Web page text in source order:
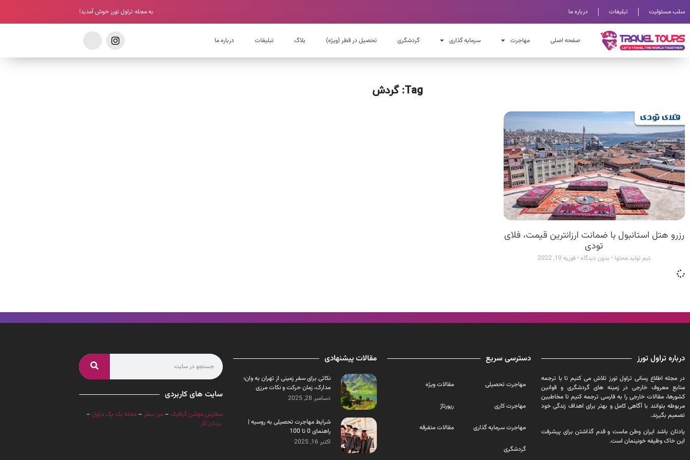
سلب مسئولیت تبلیغات درباره ما به مجله تراول تورز خوش آمدید!
صفحه اصلی مهاجرت سرمایه گذاری گردشگری تحصیل در قطر (ویژه) بلاگ تبلیغات درباره ما
Tag: گردش
رزرو هتل استانبول با ضمانت ارزانترین قیمت، فلای
تودی
تیم تولید محتوا بدون دیدگاه فوریه 19, 2022
درباره تراول تورز
در مجله اطلاع رسانی تراول تورز تلاش می کنیم تا با ترجمه
منابع معروف خارجی در زمینه های گردشگری و قوانین
کشورها، مقالات خارجی را به فارسی ترجمه کنیم تا مخاطبین
مربوطه بتوانند با آگاهی کامل و بهتر برای اهداف زندگی خود
تصمیم بگیرند.
یادتان باشد ایران وطن ماست و قدم گذاشتن برای پیشرفت
این خاک وظیفه خونینمان است.
دسترسی سریع
مهاجرت تحصیلی
مهاجرت کاری
مهاجرت سرمایه گذاری
گردشگری
مقالات ویژه
رپورتاژ
مقالات متفرقه
مقالات پیشنهادی
نکاتی برای سفر زمینی از تهران به وان؛
مدارک، زمان حرکت و نکات مرزی
دسامبر 28, 2025
شرایط مهاجرت تحصیلی به روسیه |
راهنمای 0 تا 100
اکتبر 16, 2025
سایت های کاربردی
سفارش موشن گرافیک – مرز سفر – مجله بک پک تراول –
یزدان کار